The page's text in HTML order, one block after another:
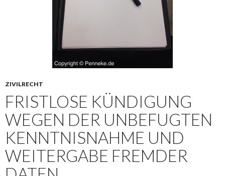
ZIVILRECHT
FRISTLOSE KÜNDIGUNG
WEGEN DER UNBEFUGTEN
KENNTNISNAHME UND
WEITERGABE FREMDER